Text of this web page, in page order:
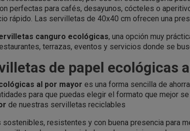
perfectas para cafés, desayunos, cócteles o
rápido. Las servilletas de 40x40 cm ofrecen una
canguro ecológicas, una opción muy
terrazas, eventos y servicios donde se
de papel ecológicas
al por mayor es una forma sencilla de
para que puedas elegir el formato que mejor
de nuestras servilletas reciclables
resistentes y con buena presencia para